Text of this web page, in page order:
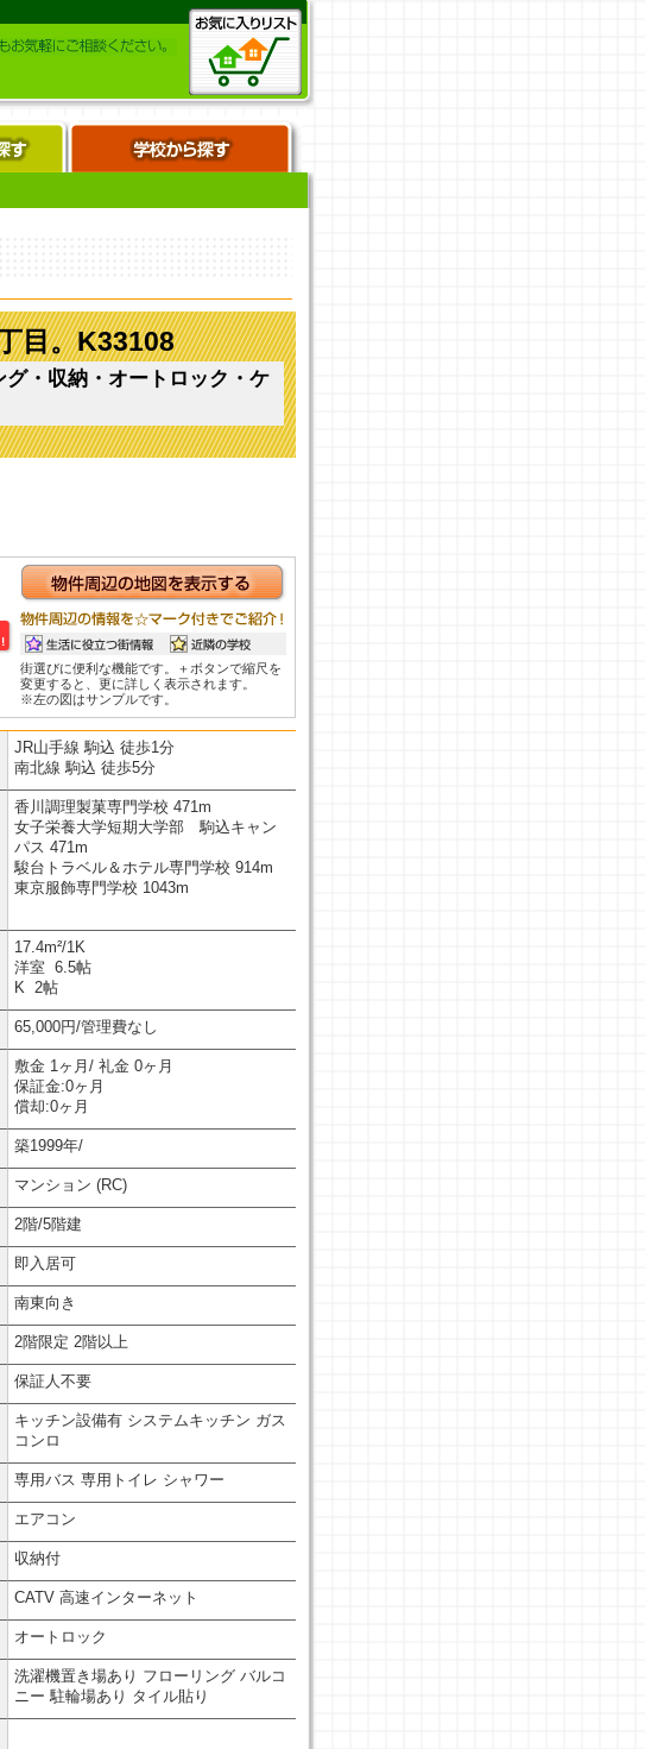
目。K33108
・収納・オートロック・ケ
街選びに便利な機能です。＋ボタンで縮尺を
変更すると、更に詳しく表示されます。
※左の図はサンプルです。
JR山手線 駒込 徒歩1分
南北線 駒込 徒歩5分
香川調理製菓専門学校 471m
女子栄養大学短期大学部 駒込キャン
パス 471m
駿台トラベル＆ホテル専門学校 914m
東京服飾専門学校 1043m
17.4m²/1K
洋室 6.5帖
K 2帖
65,000円/管理費なし
敷金 1ヶ月/ 礼金 0ヶ月
保証金:0ヶ月
償却:0ヶ月
築1999年/
マンション (RC)
2階/5階建
即入居可
南東向き
2階限定 2階以上
保証人不要
キッチン設備有 システムキッチン ガス
コンロ
専用バス 専用トイレ シャワー
エアコン
収納付
CATV 高速インターネット
オートロック
洗濯機置き場あり フローリング バルコ
ニー 駐輪場あり タイル貼り